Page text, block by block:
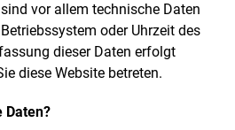
vor allem technische Daten
oder Uhrzeit des
dieser Daten erfolgt
diese Website betreten.
Daten?